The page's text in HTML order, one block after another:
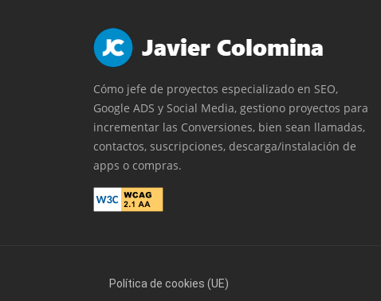
Cómo jefe de proyectos especializado en SEO,
Google ADS y Social Media, gestiono proyectos para
incrementar las Conversiones, bien sean llamadas,
contactos, suscripciones, descarga/instalación de
apps o compras.
Política de cookies (UE)